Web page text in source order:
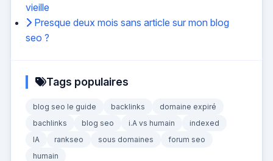
vieille
Presque deux mois sans article sur mon blog
seo ?
Tags populaires
blog seo le guide backlinks
domaine expiré
bachlinks
blog seo i.A vs humain
indexed
IA
rankseo sous domaines
forum seo
humain